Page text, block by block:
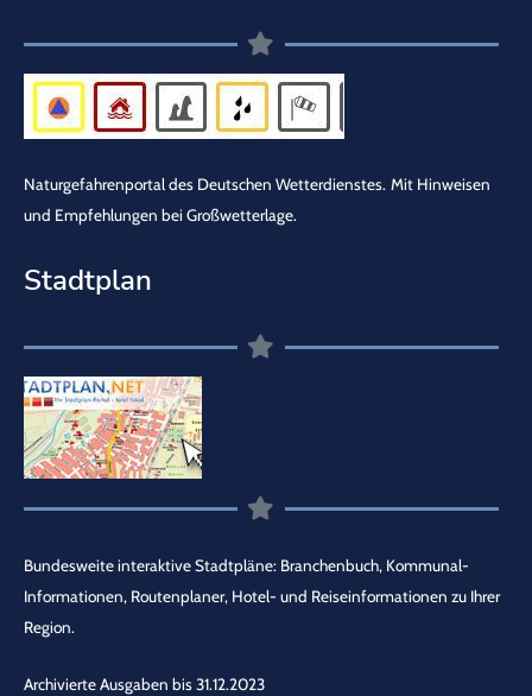
Naturgefahrenportal des Deutschen Wetterdienstes. Mit Hinweisen
und Empfehlungen bei Großwetterlage.
Stadtplan
Bundesweite interaktive Stadtpläne: Branchenbuch, Kommunal-
Informationen, Routenplaner, Hotel- und Reiseinformationen zu Ihrer
Region.
Archivierte Ausgaben bis 31.12.2023